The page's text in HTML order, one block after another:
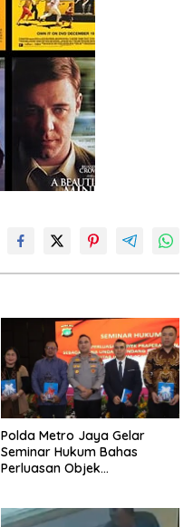
Polda Metro Jaya Gelar
Seminar Hukum Bahas
Perluasan Objek